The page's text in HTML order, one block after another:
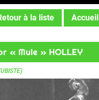
à la liste Accueil
« Mule » HOLLEY